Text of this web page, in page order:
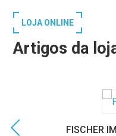
LOJA ONLINE
Artigos da
FISCHER